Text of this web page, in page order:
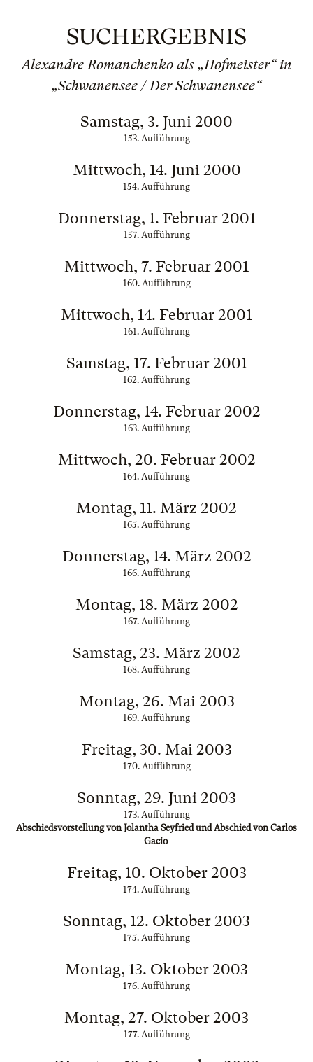
SUCHERGEBNIS
Alexandre Romanchenko als „Hofmeister“ in
„Schwanensee / Der Schwanensee“
Samstag, 3. Juni 2000
153. Aufführung
Mittwoch, 14. Juni 2000
154. Aufführung
Donnerstag, 1. Februar 2001
157. Aufführung
Mittwoch, 7. Februar 2001
160. Aufführung
Mittwoch, 14. Februar 2001
161. Aufführung
Samstag, 17. Februar 2001
162. Aufführung
Donnerstag, 14. Februar 2002
163. Aufführung
Mittwoch, 20. Februar 2002
164. Aufführung
Montag, 11. März 2002
165. Aufführung
Donnerstag, 14. März 2002
166. Aufführung
Montag, 18. März 2002
167. Aufführung
Samstag, 23. März 2002
168. Aufführung
Montag, 26. Mai 2003
169. Aufführung
Freitag, 30. Mai 2003
170. Aufführung
Sonntag, 29. Juni 2003
173. Aufführung
Abschiedsvorstellung von Jolantha Seyfried und Abschied von Carlos
Gacio
Freitag, 10. Oktober 2003
174. Aufführung
Sonntag, 12. Oktober 2003
175. Aufführung
Montag, 13. Oktober 2003
176. Aufführung
Montag, 27. Oktober 2003
177. Aufführung